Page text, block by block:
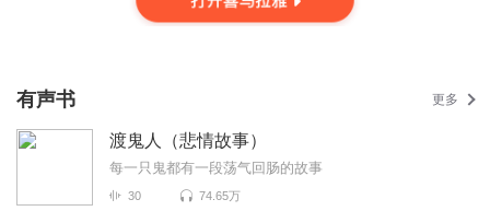
有声书 更多
渡鬼人（悲情故事）
每一只鬼都有一段荡气回肠的故事
30 74.65万